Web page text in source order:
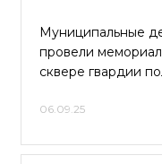
Муниципальные
провели
сквере гвардии
06.09.25